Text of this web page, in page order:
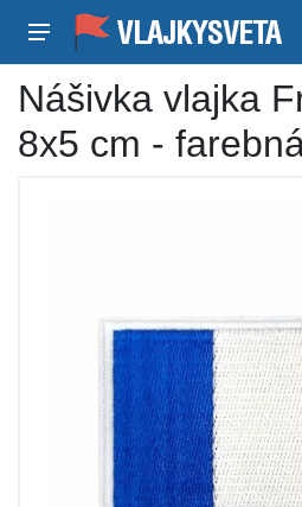
Nášivka vlajka
8x5 cm -